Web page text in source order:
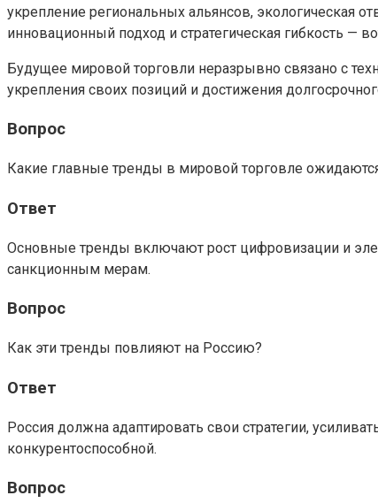
укрепление региональных альянсов, экологическая
инновационный подход и стратегическая гибкость —
Будущее мировой торговли неразрывно связано с
укрепления своих позиций и достижения
Вопрос
Какие главные тренды в мировой торговле
Ответ
Основные тренды включают рост цифровизации и
санкционным мерам.
Вопрос
Как эти тренды повлияют на Россию?
Ответ
Россия должна адаптировать свои стратегии,
конкурентоспособной.
Вопрос